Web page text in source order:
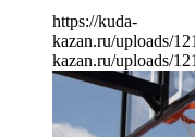
https://kuda-
kazan.ru/uploads/
kazan.ru/uploads/